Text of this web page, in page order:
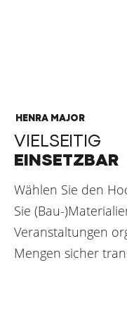
HENRA MAJOR
VIELSEITIG
EINSETZBAR
Wählen Sie den
Sie (Bau-
Veranstaltungen
Mengen sicher